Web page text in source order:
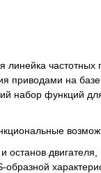
линейка
приводами на
набор функций
останов
образной